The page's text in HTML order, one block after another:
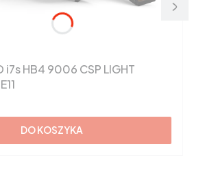
i7s HB4 9006 CSP LIGHT
DO KOSZYKA